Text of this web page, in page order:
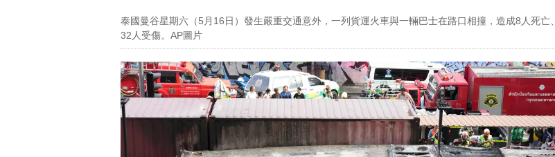
泰國曼谷星期六（5月16日）發生嚴重交通意外，一列貨運火車與一輛巴士在路口相撞，造成8人死亡、
32人受傷。AP圖片